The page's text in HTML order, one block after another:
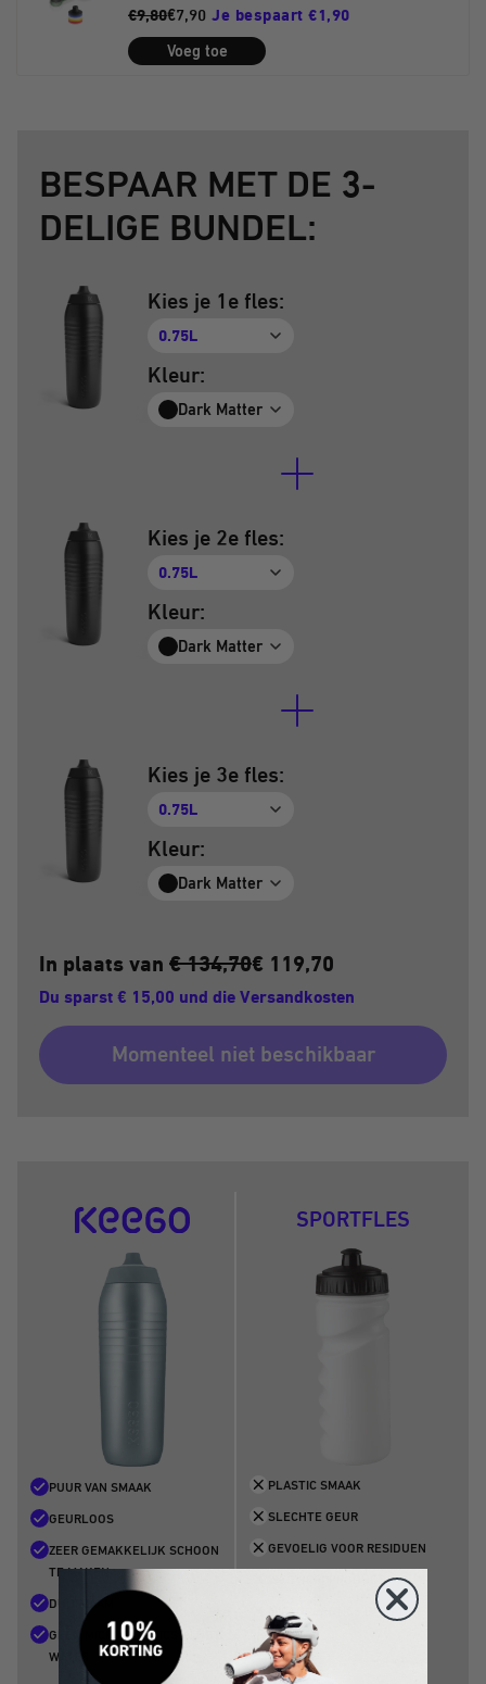
€7,90
€9,80
Je bespaart €1,90
Voeg toe
BESPAAR MET DE 3-
DELIGE BUNDEL:
Kies je 1e fles:
0.75L
Kleur:
Dark Matter
Kies je 2e fles:
0.75L
Kleur:
Dark Matter
Kies je 3e fles:
0.75L
Kleur:
Dark Matter
In plaats van € 134,70€ 119,70
Du sparst € 15,00 und die Versandkosten
Momenteel niet beschikbaar
PUUR VAN SMAAK
GEURLOOS
ZEER GEMAKKELIJK SCHOON
TE MAKEN
DUURZAAM
GEEN MICROPLASTICS IN HET
WATER
SPORTFLES
PLASTIC SMAAK
SLECHTE GEUR
GEVOELIG VOOR RESIDUEN
WEGWERPPRODUCT
MICROPLASTICS IN WATER